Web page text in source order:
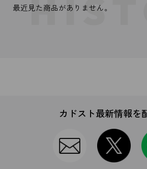
最近見た商品がありません。
カドスト最新情報を